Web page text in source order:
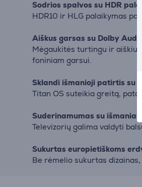
Sodrios spalvos su HDR
HDR10 ir HLG palaikymas
Aiškus garsas su Dolby Audio
Mėgaukitės turtingu ir aiškiu
foniniam garsui.
Sklandi išmanioji patirtis su
Titan OS suteikia greitą,
Suderinamumas su
Televizorių galima valdyti
Sukurtas europietiškoms
Be rėmelio sukurtas